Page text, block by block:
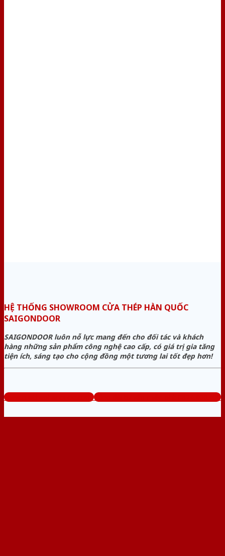
HỆ THỐNG SHOWROOM CỬA THÉP HÀN QUỐC
SAIGONDOOR
SAIGONDOOR luôn nỗ lực mang đến cho đối tác và khách
hàng những sản phẩm công nghệ cao cấp, có giá trị gia tăng
tiện ích, sáng tạo cho cộng đồng một tương lai tốt đẹp hơn!
www.cuathephanquoc.com Tổng đài tư vấn miễn phí: 0824.400.400